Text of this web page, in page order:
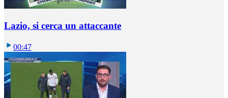
Lazio, si cerca un attaccante
00:47